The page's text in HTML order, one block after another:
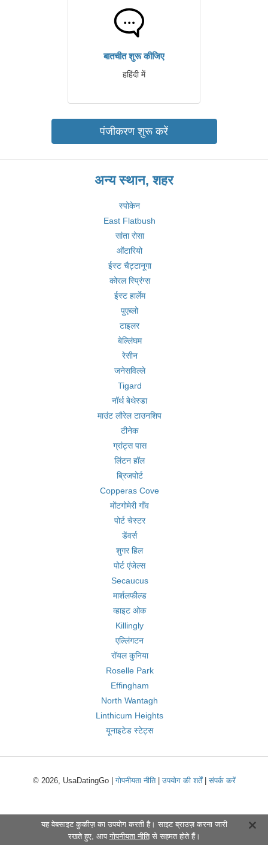
बातचीत शुरू कीजिए
हहिंदी में
पंजीकरण शुरू करें
अन्य स्थान, शहर
स्पोकेन
East Flatbush
सांता रोसा
ओंटारियो
ईस्ट चैट्टानूगा
कोरल स्प्रिंग्स
ईस्ट हार्लेम
पुएब्लो
टाइलर
बेल्लिंघम
रेसीन
जनेसविल्ले
Tigard
नॉर्थ बेथेस्डा
माउंट लौरेल टाउनशिप
टीनेक
ग्रांट्स पास
लिंटन हॉल
ब्रिजपोर्ट
Copperas Cove
मोंटगोमेरी गाँव
पोर्ट चेस्टर
डेंवर्स
शुगर हिल
पोर्ट एंजेल्स
Secaucus
मार्शलफील्ड
व्हाइट ओक
Killingly
एल्लिंगटन
रॉयल कुनिया
Roselle Park
Effingham
North Wantagh
Linthicum Heights
यूनाइटेड स्टेट्स
© 2026, UsaDatingGo |गोपनीयता नीति|उपयोग की शर्तें|संपर्क करें
यह वेबसाइट कुकीज़ का उपयोग करती है। साइट ब्राउज़ करना जारी
रखते हुए, आप गोपनीयता नीतिसे सहमत होते हैं।